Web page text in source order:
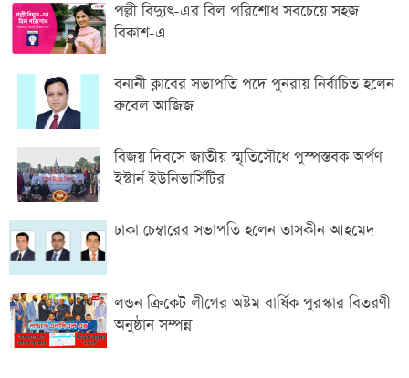
পল্লী বিদ্যুৎ-এর বিল পরিশোধ সবচেয়ে সহজ
বিকাশ-এ
বনানী ক্লাবের সভাপতি পদে পুনরায় নির্বাচিত হলেন
রুবেল আজিজ
বিজয় দিবসে জাতীয় স্মৃতিসৌধে পুস্পস্তবক অর্পণ
ইস্টার্ন ইউনিভার্সিটির
ঢাকা চেম্বারের সভাপতি হলেন তাসকীন আহমেদ
লন্ডন ক্রিকেট লীগের অষ্টম বার্ষিক পুরস্কার বিতরণী
অনুষ্ঠান সম্পন্ন